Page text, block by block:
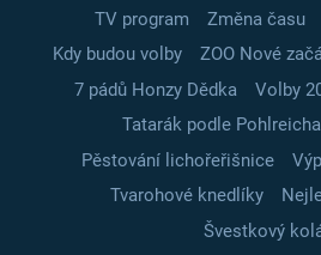
TV program
Změna času
Kdy budou volby
ZOO Nové
7 pádů Honzy Dědka
Volby
Tatarák podle Pohlreicha
Pěstování lichořeřišnice
Tvarohové knedlíky
Švestkový